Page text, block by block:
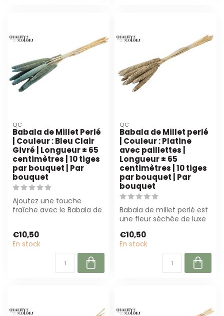
QC
Babala de Millet Perlé
| Couleur : Bleu Clair
Givré | Longueur ± 65
centimètres | 10 tiges
par bouquet | Par
bouquet
Ajoutez une touche
fraîche avec le Babala de
€10,50
En stock
QC
Babala de Millet perlé
| Couleur : Platine
avec paillettes |
Longueur ± 65
centimètres | 10 tiges
par bouquet | Par
bouquet
Babala de millet perlé est
une fleur séchée de luxe
des ...
€10,50
En stock